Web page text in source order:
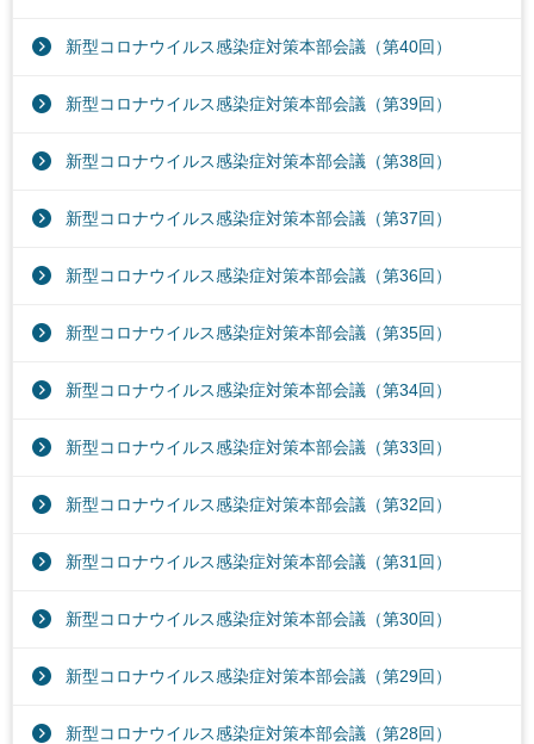
新型コロナウイルス感染症対策本部会議（第40回）
新型コロナウイルス感染症対策本部会議（第39回）
新型コロナウイルス感染症対策本部会議（第38回）
新型コロナウイルス感染症対策本部会議（第37回）
新型コロナウイルス感染症対策本部会議（第36回）
新型コロナウイルス感染症対策本部会議（第35回）
新型コロナウイルス感染症対策本部会議（第34回）
新型コロナウイルス感染症対策本部会議（第33回）
新型コロナウイルス感染症対策本部会議（第32回）
新型コロナウイルス感染症対策本部会議（第31回）
新型コロナウイルス感染症対策本部会議（第30回）
新型コロナウイルス感染症対策本部会議（第29回）
新型コロナウイルス感染症対策本部会議（第28回）